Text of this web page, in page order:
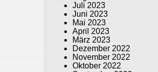
Juli 2023
Juni 2023
Mai 2023
April 2023
März 2023
Dezember 2022
November 2022
Oktober 2022